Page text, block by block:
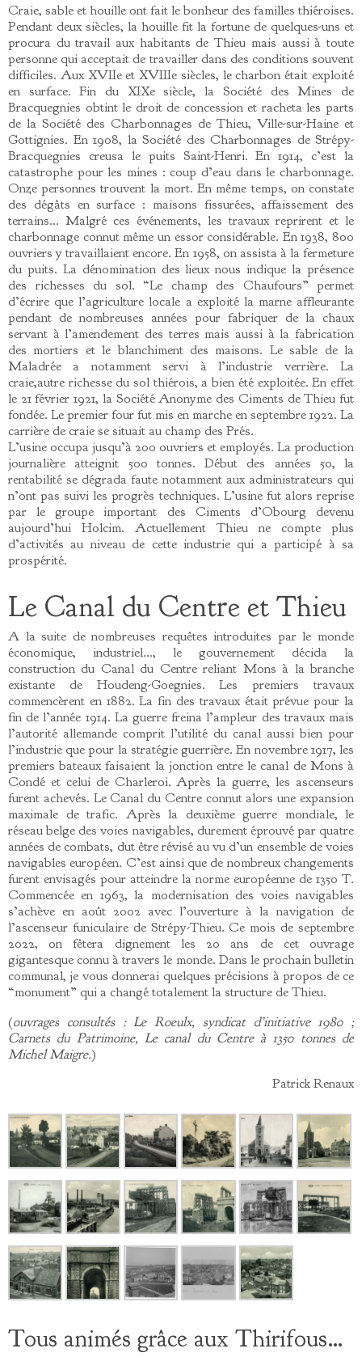
Craie, sable et houille ont fait le bonheur des familles thiéroises.
Pendant deux siècles, la houille fit la fortune de quelques-uns et
procura du travail aux habitants de Thieu mais aussi à toute
personne qui acceptait de travailler dans des conditions souvent
difficiles. Aux XVIIe et XVIIIe siècles, le charbon était exploité
en surface. Fin du XIXe siècle, la Société des Mines de
Bracquegnies obtint le droit de concession et racheta les parts
de la Société des Charbonnages de Thieu, Ville-sur-Haine et
Gottignies. En 1908, la Société des Charbonnages de Strépy-
Bracquegnies creusa le puits Saint-Henri. En 1914, c’est la
catastrophe pour les mines : coup d’eau dans le charbonnage.
Onze personnes trouvent la mort. En même temps, on constate
des dégâts en surface : maisons fissurées, affaissement des
terrains… Malgré ces événements, les travaux reprirent et le
charbonnage connut même un essor considérable. En 1938, 800
ouvriers y travaillaient encore. En 1958, on assista à la fermeture
du puits. La dénomination des lieux nous indique la présence
des richesses du sol. “Le champ des Chaufours” permet
d’écrire que l’agriculture locale a exploité la marne affleurante
pendant de nombreuses années pour fabriquer de la chaux
servant à l’amendement des terres mais aussi à la fabrication
des mortiers et le blanchiment des maisons. Le sable de la
Maladrée a notamment servi à l’industrie verrière. La
craie,autre richesse du sol thiérois, a bien été exploitée. En effet
le 21 février 1921, la Société Anonyme des Ciments de Thieu fut
fondée. Le premier four fut mis en marche en septembre 1922. La
carrière de craie se situait au champ des Prés.
L’usine occupa jusqu’à 200 ouvriers et employés. La production
journalière atteignit 500 tonnes. Début des années 50, la
rentabilité se dégrada faute notamment aux administrateurs qui
n’ont pas suivi les progrès techniques. L’usine fut alors reprise
par le groupe important des Ciments d’Obourg devenu
aujourd’hui Holcim. Actuellement Thieu ne compte plus
d’activités au niveau de cette industrie qui a participé à sa
prospérité.
Le Canal du Centre et Thieu
A la suite de nombreuses requêtes introduites par le monde
économique, industriel…, le gouvernement décida la
construction du Canal du Centre reliant Mons à la branche
existante de Houdeng-Goegnies. Les premiers travaux
commencèrent en 1882. La fin des travaux était prévue pour la
fin de l’année 1914. La guerre freina l’ampleur des travaux mais
l’autorité allemande comprit l’utilité du canal aussi bien pour
l’industrie que pour la stratégie guerrière. En novembre 1917, les
premiers bateaux faisaient la jonction entre le canal de Mons à
Condé et celui de Charleroi. Après la guerre, les ascenseurs
furent achevés. Le Canal du Centre connut alors une expansion
maximale de trafic. Après la deuxième guerre mondiale, le
réseau belge des voies navigables, durement éprouvé par quatre
années de combats, dut être révisé au vu d’un ensemble de voies
navigables européen. C’est ainsi que de nombreux changements
furent envisagés pour atteindre la norme européenne de 1350 T.
Commencée en 1963, la modernisation des voies navigables
s’achève en août 2002 avec l’ouverture à la navigation de
l’ascenseur funiculaire de Strépy-Thieu. Ce mois de septembre
2022, on fêtera dignement les 20 ans de cet ouvrage
gigantesque connu à travers le monde. Dans le prochain bulletin
communal, je vous donnerai quelques précisions à propos de ce
“monument” qui a changé totalement la structure de Thieu.
(ouvrages consultés : Le Roeulx, syndicat d’initiative 1980 ;
Carnets du Patrimoine, Le canal du Centre à 1350 tonnes de
MichelMaigre.)
Patrick Renaux
Tous animés grâce aux Thirifous…